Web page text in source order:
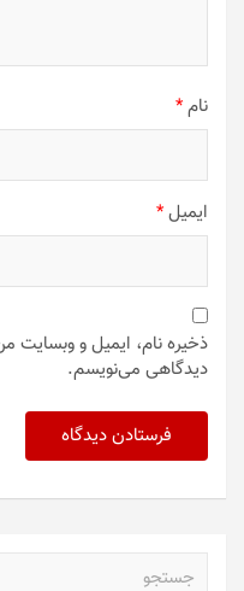
نام*
ایمیل*
ذخیره نام، ایمیل و وبسایت
دیدگاهی می‌نویسم.